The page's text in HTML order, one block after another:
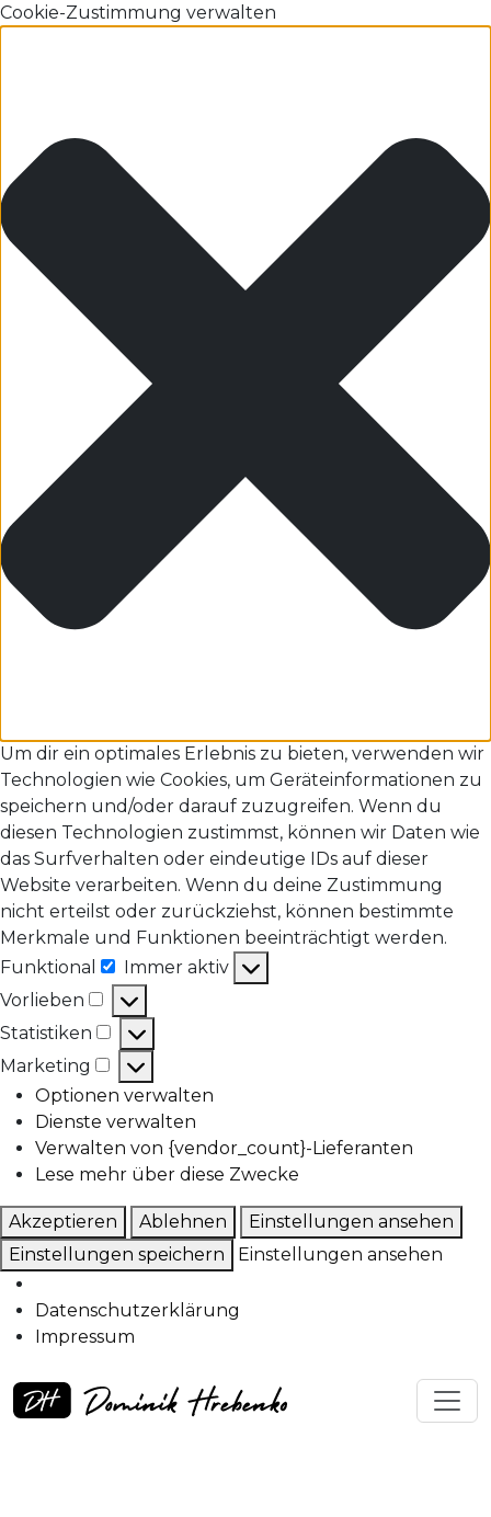
Cookie-Zustimmung verwalten
Um dir ein optimales Erlebnis zu bieten, verwenden wir
Technologien wie Cookies, um Geräteinformationen zu
speichern und/oder darauf zuzugreifen. Wenn du
diesen Technologien zustimmst, können wir Daten wie
das Surfverhalten oder eindeutige IDs auf dieser
Website verarbeiten. Wenn du deine Zustimmung
nicht erteilst oder zurückziehst, können bestimmte
Merkmale und Funktionen beeinträchtigt werden.
Funktional
Immer aktiv
Vorlieben
Statistiken
Marketing
Optionen verwalten
Dienste verwalten
Verwalten von {vendor_count}-Lieferanten
Lese mehr über diese Zwecke
Akzeptieren Ablehnen
Einstellungen ansehen
Einstellungen speichern
Einstellungen ansehen
Datenschutzerklärung
Impressum